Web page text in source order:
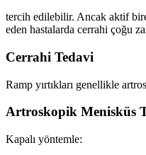
tercih edilebilir. Ancak aktif
eden hastalarda cerrahi çoğu
Cerrahi Tedavi
Ramp yırtıkları genellikle
Artroskopik Menisküs
Kapalı yöntemle: